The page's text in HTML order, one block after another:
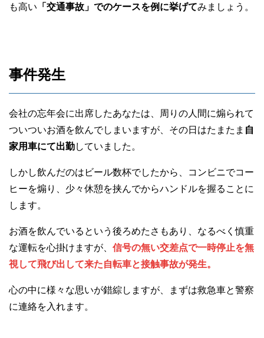
も高い 「交通事故」でのケースを例に挙げてみましょう。
事件発生
会社の忘年会に出席したあなたは、周りの人間に煽られて
ついついお酒を飲んでしまいますが、その日はたまたま 自
家用車にて出勤していました。
しかし飲んだのはビール数杯でしたから、コンビニでコー
ヒーを煽り、少々休憩を挟んでからハンドルを握ることに
します。
お酒を飲んでいるという後ろめたさもあり、なるべく慎重
な運転を心掛けますが、 信号の無い交差点で一時停止を無
視して飛び出して来た自転車と接触事故が発生。
心の中に様々な思いが錯綜しますが、まずは救急車と警察
に連絡を入れます。